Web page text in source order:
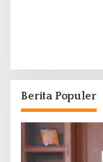
Berita Populer